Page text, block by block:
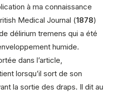
à ma connaissance
Medical Journal (1878)
délirium tremens qui a été
humide.
dans l’article,
lorsqu’il sort de son
la sortie des draps. Il dit au